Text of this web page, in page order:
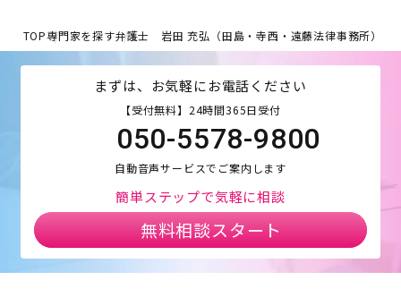
TOP専門家を探す弁護士 岩田 充弘（田島・寺西・遠藤法律事務所）
まずは、お気軽にお電話ください
【受付無料】24時間365日受付
050-5578-9800
自動音声サービスでご案内します
簡単ステップで気軽に相談
無料相談スタート